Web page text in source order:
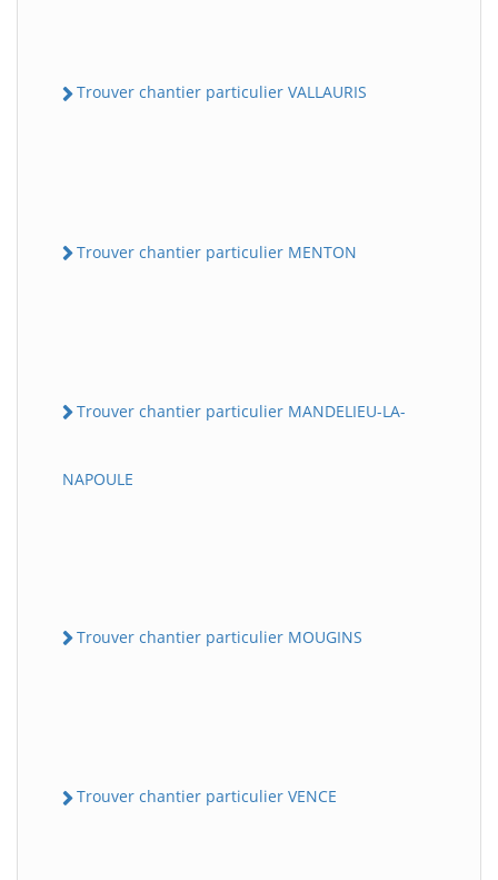
Trouver chantier particulier VALLAURIS
Trouver chantier particulier MENTON
Trouver chantier particulier MANDELIEU-LA-
NAPOULE
Trouver chantier particulier MOUGINS
Trouver chantier particulier VENCE